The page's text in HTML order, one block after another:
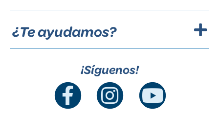
¿Te ayudamos?
¡Síguenos!